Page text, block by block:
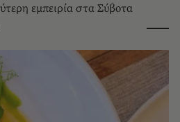
εμπειρία στα Σύβοτα